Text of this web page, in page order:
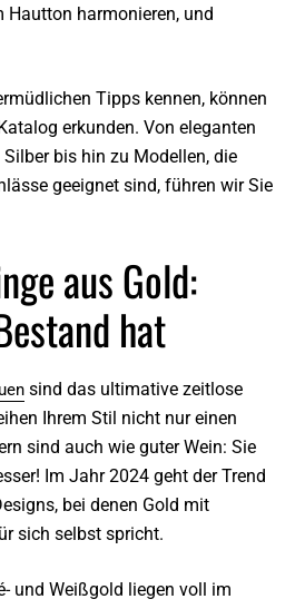
Hautton harmonieren, und
Tipps kennen, können
erkunden. Von eleganten
bis hin zu Modellen, die
geeignet sind, führen wir Sie
aus Gold:
hat
sind das ultimative zeitlose
Ihrem Stil nicht nur einen
sind auch wie guter Wein: Sie
Im Jahr 2024 geht der Trend
bei denen Gold mit
sich selbst spricht.
und Weißgold liegen voll im